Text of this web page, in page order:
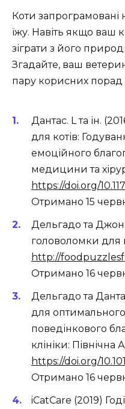
Коти
їжу. Навіть якщо ваш
зіграти з його
Згадайте, ваш
пару корисних порад
Дантас. L та ін.
для котів:
емоційного
медицини та
https://doi.org/
Отримано 15
Дельгадо та
головоломки для
http://
Отримано 16
Дельгадо та
для оптимального
поведінкового
клініки:
https://doi.org/
Отримано 16
iCatCare (2019)